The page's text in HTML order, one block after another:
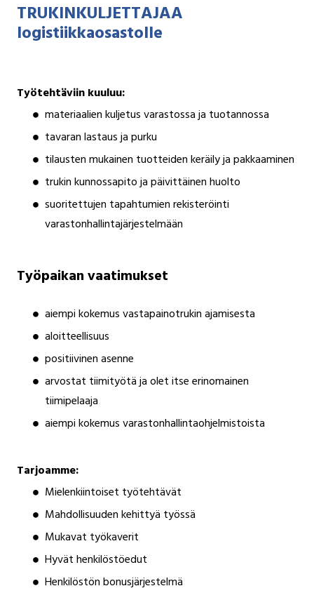
TRUKINKULJETTAJAA
logistiikkaosastolle
Työtehtäviin kuuluu:
materiaalien kuljetus varastossa ja tuotannossa
tavaran lastaus ja purku
tilausten mukainen tuotteiden keräily ja pakkaaminen
trukin kunnossapito ja päivittäinen huolto
suoritettujen tapahtumien rekisteröinti
varastonhallintajärjestelmään
Työpaikan vaatimukset
aiempi kokemus vastapainotrukin ajamisesta
aloitteellisuus
positiivinen asenne
arvostat tiimityötä ja olet itse erinomainen
tiimipelaaja
aiempi kokemus varastonhallintaohjelmistoista
Tarjoamme:
Mielenkiintoiset työtehtävät
Mahdollisuuden kehittyä työssä
Mukavat työkaverit
Hyvät henkilöstöedut
Henkilöstön bonusjärjestelmä